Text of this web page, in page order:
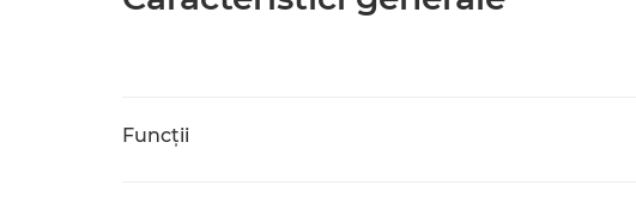
Funcţii